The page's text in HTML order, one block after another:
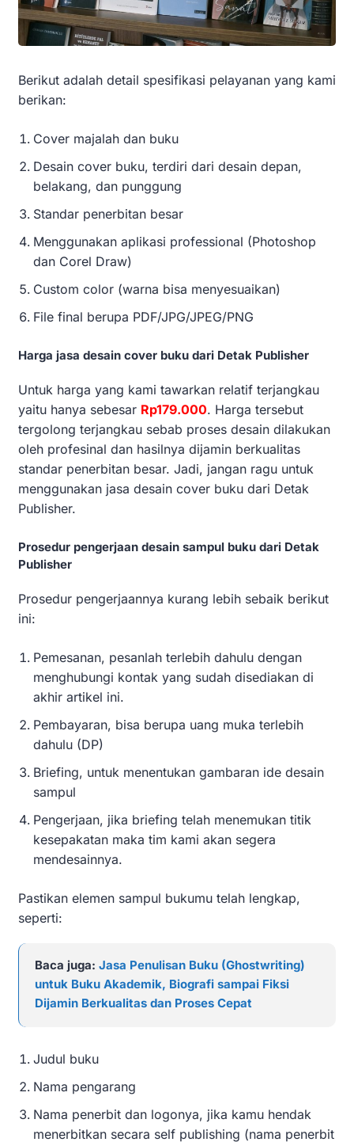
Berikut adalah detail spesifikasi pelayanan yang kami
berikan:
Cover majalah dan buku
Desain cover buku, terdiri dari desain depan,
belakang, dan punggung
Standar penerbitan besar
Menggunakan aplikasi professional (Photoshop
dan Corel Draw)
Custom color (warna bisa menyesuaikan)
File final berupa PDF/JPG/JPEG/PNG
Harga jasa desain cover buku dari Detak Publisher
Untuk harga yang kami tawarkan relatif terjangkau
yaitu hanya sebesar Rp179.000. Harga tersebut
tergolong terjangkau sebab proses desain dilakukan
oleh profesinal dan hasilnya dijamin berkualitas
standar penerbitan besar. Jadi, jangan ragu untuk
menggunakan jasa desain cover buku dari Detak
Publisher.
Prosedur pengerjaan desain sampul buku dari Detak
Publisher
Prosedur pengerjaannya kurang lebih sebaik berikut
ini:
Pemesanan, pesanlah terlebih dahulu dengan
menghubungi kontak yang sudah disediakan di
akhir artikel ini.
Pembayaran, bisa berupa uang muka terlebih
dahulu (DP)
Briefing, untuk menentukan gambaran ide desain
sampul
Pengerjaan, jika briefing telah menemukan titik
kesepakatan maka tim kami akan segera
mendesainnya.
Pastikan elemen sampul bukumu telah lengkap,
seperti:
Baca juga: Jasa Penulisan Buku (Ghostwriting)
untuk Buku Akademik, Biografi sampai Fiksi
Dijamin Berkualitas dan Proses Cepat
Judul buku
Nama pengarang
Nama penerbit dan logonya, jika kamu hendak
menerbitkan secara self publishing (nama penerbit